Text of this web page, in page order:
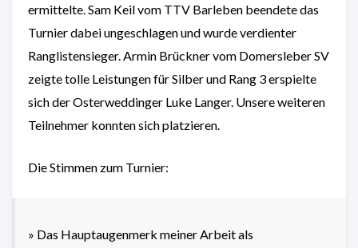
ermittelte. Sam Keil vom TTV Barleben beendete das
Turnier dabei ungeschlagen und wurde verdienter
Ranglistensieger. Armin Brückner vom Domersleber SV
zeigte tolle Leistungen für Silber und Rang 3 erspielte
sich der Osterweddinger Luke Langer. Unsere weiteren
Teilnehmer konnten sich platzieren.
Die Stimmen zum Turnier:
» Das Hauptaugenmerk meiner Arbeit als